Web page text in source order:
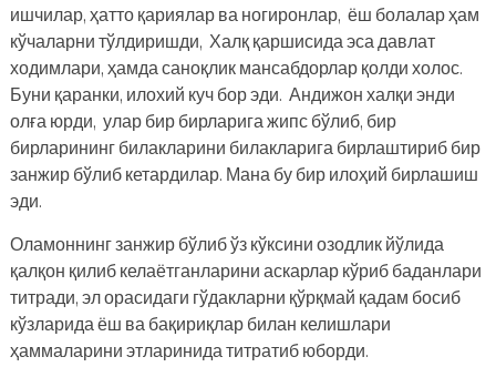
ишчилар, ҳатто қариялар ва ногиронлар, ёш болалар ҳам
кўчаларни тўлдиришди, Халқ қаршисида эса давлат
ходимлари, ҳамда саноқлик мансабдорлар қолди холос.
Буни қаранки, илохий куч бор эди. Андижон халқи энди
олға юрди, улар бир бирларига жипс бўлиб, бир
бирларининг билакларини билакларига бирлаштириб бир
занжир бўлиб кетардилар. Мана бу бир илоҳий бирлашиш
эди.
Оламоннинг занжир бўлиб ўз кўксини озодлик йўлида
қалқон қилиб келаётганларини аскарлар кўриб баданлари
титради, эл орасидаги гўдакларни қўрқмай қадам босиб
кўзларида ёш ва бақириқлар билан келишлари
ҳаммаларини этларинида титратиб юборди.